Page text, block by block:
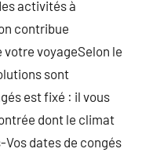
activités à
contribue
voyageSelon le
sont
est fixé : il vous
dont le climat
dates de congés